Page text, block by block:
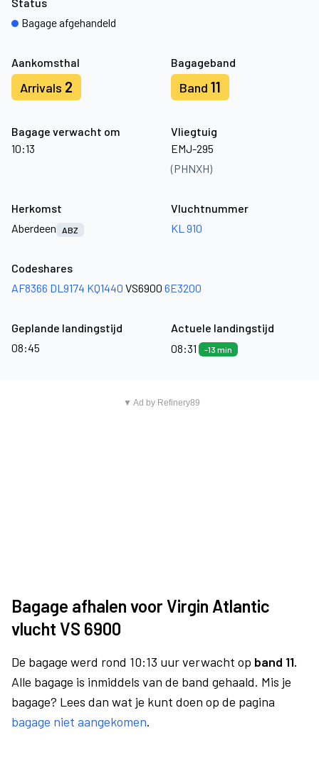
Aankomsthal
Arrivals 2
Bagageband
Band 11
Bagage verwacht om
10:13
Vliegtuig
EMJ-295
(PHNXH)
Bagage afgehandeld
Herkomst
Aberdeen
ABZ
Vluchtnummer
KL 910
Codeshares
AF8366 DL9174 KQ1440 VS6900 6E3200
Geplande landingstijd
08:45
Actuele landingstijd
08:31
-13 min
▼ Ad by Refinery89
Bagage afhalen voor Virgin Atlantic
vlucht VS 6900
De bagage werd rond 10:13 uur verwacht op band 11.
Alle bagage is inmiddels van de band gehaald. Mis je
bagage? Lees dan wat je kunt doen op de pagina
bagage niet aangekomen.